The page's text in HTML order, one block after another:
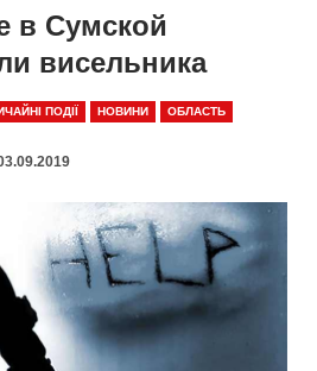
в Сумской
висельника
ПОДІЇ НОВИНИ
ОБЛАСТЬ